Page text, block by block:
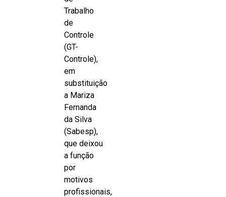
Trabalho
de
Controle
(GT-
Controle),
em
substituição
a Mariza
Fernanda
da Silva
(Sabesp),
que deixou
a função
por
motivos
profissionais,